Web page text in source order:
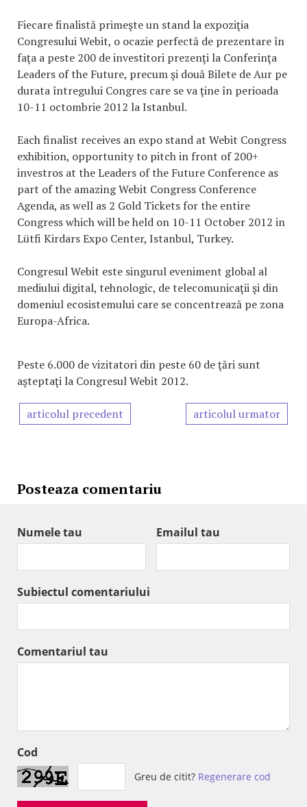
Fiecare finalistă primeşte un stand la expoziţia
Congresului Webit, o ocazie perfectă de prezentare în
faţa a peste 200 de investitori prezenţi la Conferinţa
Leaders of the Future, precum şi două Bilete de Aur pe
durata întregului Congres care se va ţine în perioada
10-11 octombrie 2012 la Istanbul.
Each finalist receives an expo stand at Webit Congress
exhibition, opportunity to pitch in front of 200+
investros at the Leaders of the Future Conference as
part of the amazing Webit Congress Conference
Agenda, as well as 2 Gold Tickets for the entire
Congress which will be held on 10-11 October 2012 in
Lütfi Kirdars Expo Center, Istanbul, Turkey.
Congresul Webit este singurul eveniment global al
mediului digital, tehnologic, de telecomunicaţii şi din
domeniul ecosistemului care se concentrează pe zona
Europa-Africa.
Peste 6.000 de vizitatori din peste 60 de ţări sunt
aşteptaţi la Congresul Webit 2012.
articolul precedent articolul urmator
Posteaza comentariu
Numele tau Emailul tau
Subiectul comentariului
Comentariul tau
Cod
Greu de citit? Regenerare cod